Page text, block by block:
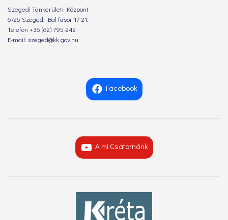
Szegedi Tankerületi Központ
6726 Szeged, Bal fasor 17-21.
Telefon +36 (62) 795-242
E-mail: szeged@kk.gov.hu
Facebook
A mi Csatornánk